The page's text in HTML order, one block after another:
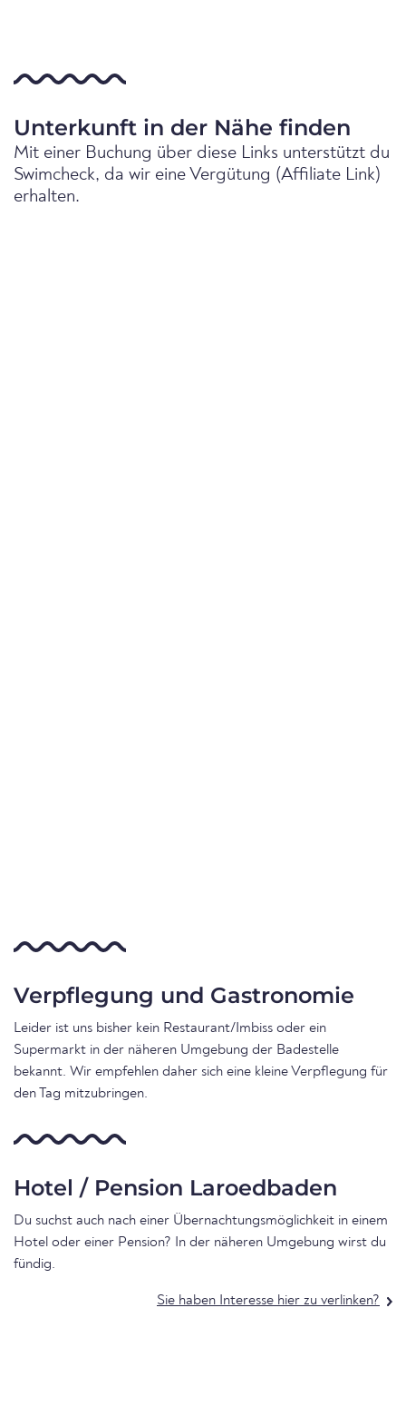
Unterkunft in der Nähe finden
Mit einer Buchung über diese Links unterstützt du
Swimcheck, da wir eine Vergütung (Affiliate Link)
erhalten.
Verpflegung und Gastronomie
Leider ist uns bisher kein Restaurant/Imbiss oder ein
Supermarkt in der näheren Umgebung der Badestelle
bekannt. Wir empfehlen daher sich eine kleine Verpflegung für
den Tag mitzubringen.
Hotel / Pension Laroedbaden
Du suchst auch nach einer Übernachtungsmöglichkeit in einem
Hotel oder einer Pension? In der näheren Umgebung wirst du
fündig.
Sie haben Interesse hier zu verlinken?